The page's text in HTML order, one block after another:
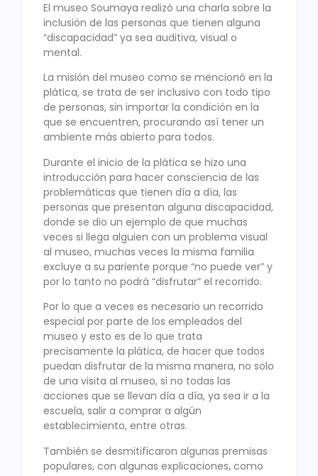
El museo Soumaya realizó una charla sobre la
inclusión de las personas que tienen alguna
“discapacidad” ya sea auditiva, visual o
mental.
La misión del museo como se mencionó en la
plática, se trata de ser inclusivo con todo tipo
de personas, sin importar la condición en la
que se encuentren, procurando así tener un
ambiente más abierto para todos.
Durante el inicio de la plática se hizo una
introducción para hacer consciencia de las
problemáticas que tienen día a día, las
personas que presentan alguna discapacidad,
donde se dio un ejemplo de que muchas
veces si llega alguien con un problema visual
al museo, muchas veces la misma familia
excluye a su pariente porque “no puede ver” y
por lo tanto no podrá “disfrutar” el recorrido.
Por lo que a veces es necesario un recorrido
especial por parte de los empleados del
museo y esto es de lo que trata
precisamente la plática, de hacer que todos
puedan disfrutar de la misma manera, no solo
de una visita al museo, si no todas las
acciones que se llevan día a día, ya sea ir a la
escuela, salir a comprar a algún
establecimiento, entre otras.
También se desmitificaron algunas premisas
populares, con algunas explicaciones, como